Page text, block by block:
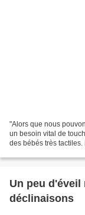
"Alors que nous
un besoin vital de
des bébés très
Un peu d'éveil
déclinaisons